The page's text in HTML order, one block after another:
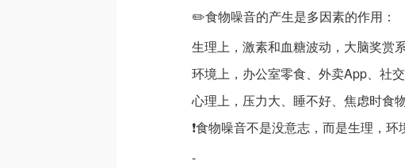
✏️食物噪音的产生是多因素的作用：
生理上，激素和血糖波动，大脑奖赏
环境上，办公室零食、外卖App、社
心理上，压力大、睡不好、焦虑时食
❗️食物噪音不是没意志，而是生理，
-